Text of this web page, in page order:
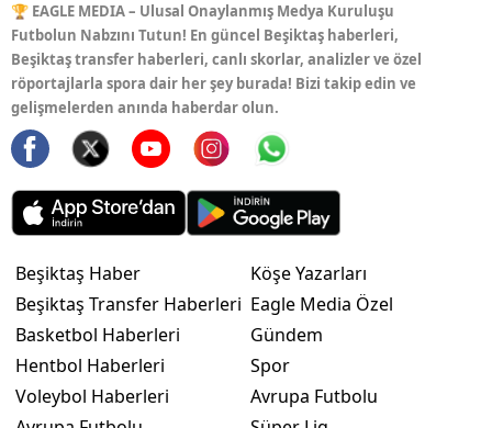
🏆 EAGLE MEDIA – Ulusal Onaylanmış Medya Kuruluşu
Futbolun Nabzını Tutun! En güncel Beşiktaş haberleri,
Beşiktaş transfer haberleri, canlı skorlar, analizler ve özel
röportajlarla spora dair her şey burada! Bizi takip edin ve
gelişmelerden anında haberdar olun.
Beşiktaş Haber
Beşiktaş Transfer Haberleri
Basketbol Haberleri
Hentbol Haberleri
Voleybol Haberleri
Köşe Yazarları
Eagle Media Özel
Gündem
Spor
Avrupa Futbolu